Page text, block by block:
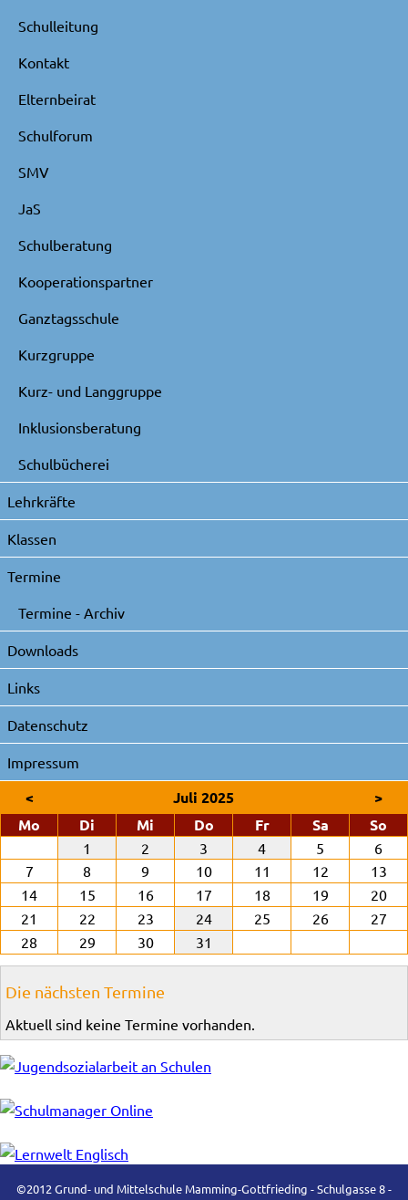
Schulleitung
Kontakt
Elternbeirat
Schulforum
SMV
JaS
Schulberatung
Kooperationspartner
Ganztagsschule
Kurzgruppe
Kurz- und Langgruppe
Inklusionsberatung
Schulbücherei
Lehrkräfte
Klassen
Termine
Termine - Archiv
Downloads
Links
Datenschutz
Impressum
< Juli 2025
>
Mo
Di enstagMi ttwochDonnerstag
Freitag SamstagSo
1 2 3 4 5
6
7
8 9 10 11 12
13
14
15 16 17 18 19
20
21
22 23 24 25 26
27
28
29 30 31
Die nächsten Termine
Aktuell sind keine Termine vorhanden.
©2012 Grund- und Mittelschule Mamming-Gottfrieding - Schulgasse 8 -